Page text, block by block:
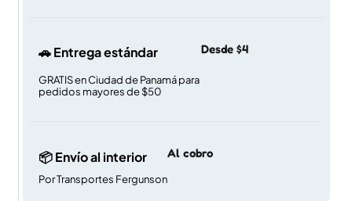
🚗 Entrega estándar
GRATIS en Ciudad de Panamá para
pedidos mayores de $50
Desde $4
📦 Envío al interior
Por Transportes Fergunson
Al cobro